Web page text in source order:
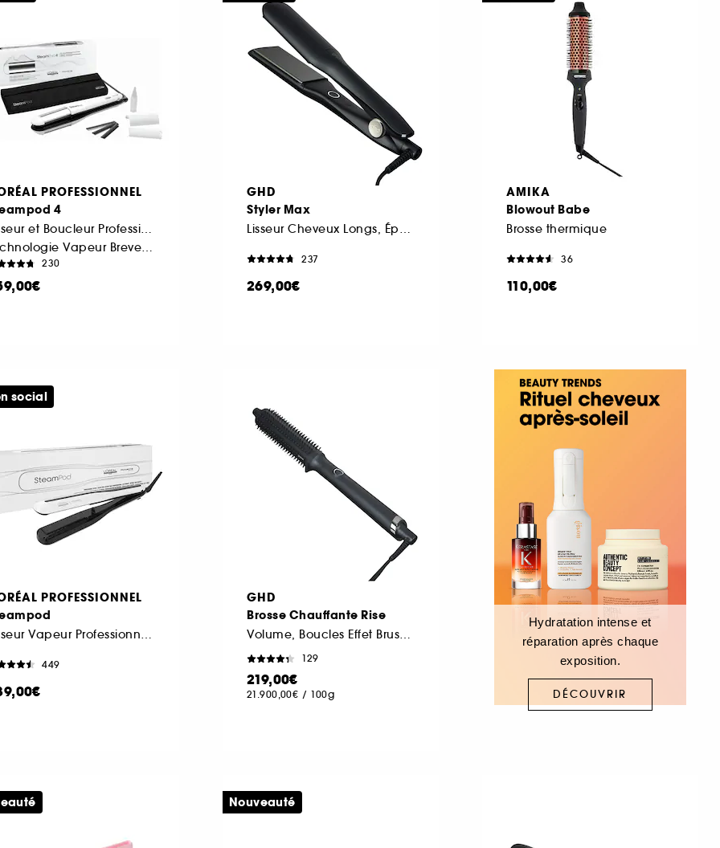
PROFESSIONNEL
4
230
GHD
Styler Max
237
269,00€
AMIKA
Blowout Babe
Brosse thermique
36
110,00€
PROFESSIONNEL
449
social
GHD
Brosse Chauffante Rise
129
219,00€
21.900,00€ / 100g
Hydratation intense et
réparation après chaque
exposition.
DÉCOUVRIR
Nouveauté